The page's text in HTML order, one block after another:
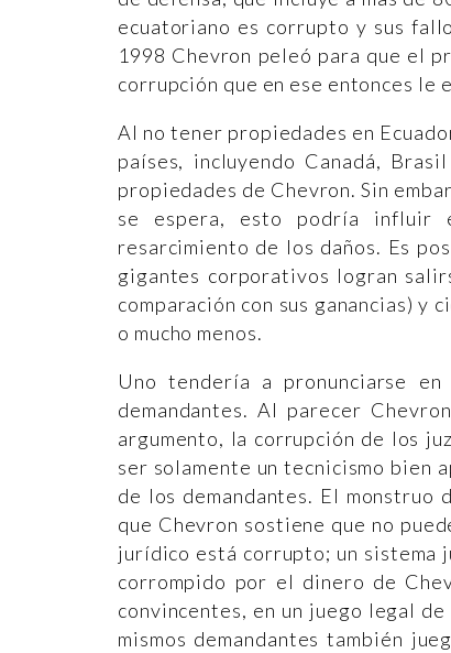
ecuatoriano es corrupto y sus
1998 Chevron peleó para que el
corrupción que en ese entonces le
Al no tener propiedades en
países, incluyendo Canadá,
propiedades de Chevron. Sin
se espera, esto podría influir
resarcimiento de los daños. Es
gigantes corporativos logran
comparación con sus ganancias) y
o mucho menos.
Uno tendería a pronunciarse
demandantes. Al parecer
argumento, la corrupción de los
ser solamente un tecnicismo bien
de los demandantes. El monstruo
que Chevron sostiene que no
jurídico está corrupto; un sistema
corrompido por el dinero de
convincentes, en un juego legal
mismos demandantes también